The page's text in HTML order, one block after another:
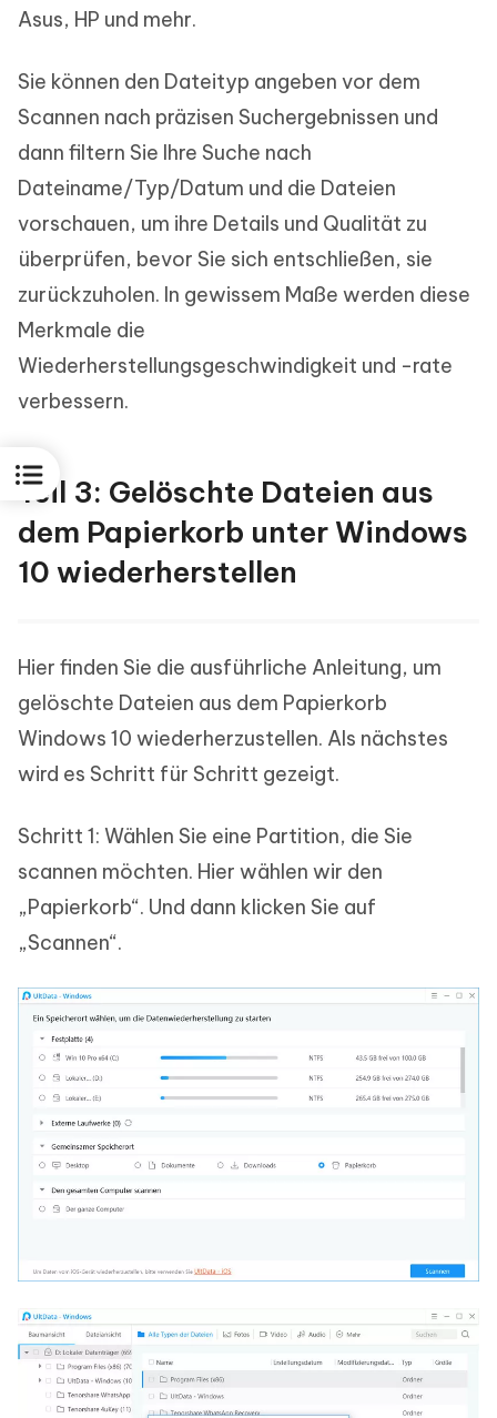
Asus, HP und mehr.
Sie können den Dateityp angeben vor dem
Scannen nach präzisen Suchergebnissen und
dann filtern Sie Ihre Suche nach
Dateiname/Typ/Datum und die Dateien
vorschauen, um ihre Details und Qualität zu
überprüfen, bevor Sie sich entschließen, sie
zurückzuholen. In gewissem Maße werden diese
Merkmale die
Wiederherstellungsgeschwindigkeit und -rate
verbessern.
Teil 3: Gelöschte Dateien aus
dem Papierkorb unter Windows
10 wiederherstellen
Hier finden Sie die ausführliche Anleitung, um
gelöschte Dateien aus dem Papierkorb
Windows 10 wiederherzustellen. Als nächstes
wird es Schritt für Schritt gezeigt.
Schritt 1: Wählen Sie eine Partition, die Sie
scannen möchten. Hier wählen wir den
„Papierkorb“. Und dann klicken Sie auf
„Scannen“.